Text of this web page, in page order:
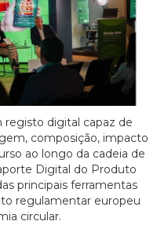
registo digital capaz de
composição, impacto
ao longo da cadeia de
Digital do Produto
principais ferramentas
regulamentar europeu
circular.